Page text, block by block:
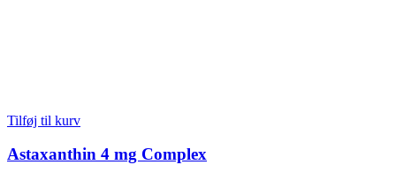
Tilføj til kurv
Astaxanthin 4 mg Complex